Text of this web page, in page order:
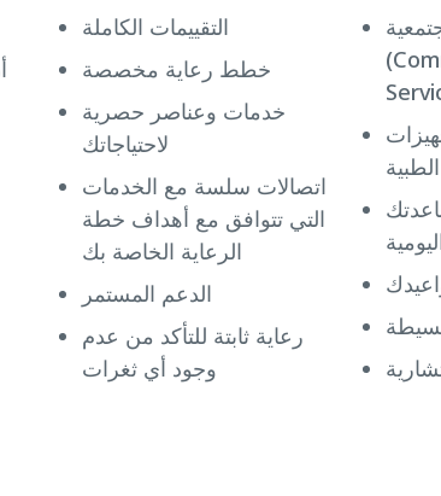
التقييمات الكاملة
خطط رعاية مخصصة
خدمات وعناصر حصرية
لاحتياجاتك
اتصالات سلسة مع الخدمات
التي تتوافق مع أهداف خطة
الرعاية الخاصة بك
الدعم المستمر
رعاية ثابتة للتأكد من عدم
وجود أي ثغرات